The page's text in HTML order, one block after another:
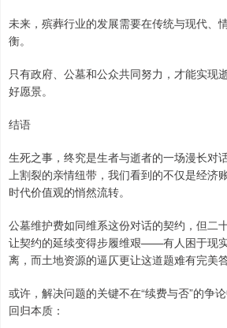
未来，殡葬行业的发展需要在传统与现代、
衡。
只有政府、公墓和公众共同努力，才能实现
好愿景。
结语
生死之事，终究是生者与逝者的一场漫长对
上割裂的亲情纽带，我们看到的不仅是经济
时代价值观的悄然流转。
公墓维护费如同维系这份对话的契约，但二
让契约的延续变得步履维艰——有人困于现
离，而土地资源的逼仄更让这道题难有完美答
或许，解决问题的关键不在“续费与否”的争
回归本质：